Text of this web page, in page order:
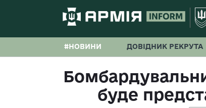
#НОВИНИ ДОВІДНИК РЕКРУТА
буде